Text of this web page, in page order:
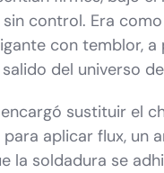
control. Era
con temblor,
del universo
sustituir el
para aplicar flux, un
la soldadura se